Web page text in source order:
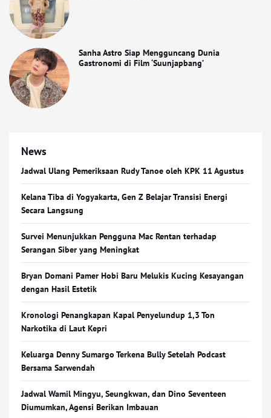
Sanha Astro Siap Mengguncang Dunia
Gastronomi di Film ‘Suunjapbang’
News
Jadwal Ulang Pemeriksaan Rudy Tanoe oleh KPK 11 Agustus
Kelana Tiba di Yogyakarta, Gen Z Belajar Transisi Energi
Secara Langsung
Survei Menunjukkan Pengguna Mac Rentan terhadap
Serangan Siber yang Meningkat
Bryan Domani Pamer Hobi Baru Melukis Kucing Kesayangan
dengan Hasil Estetik
Kronologi Penangkapan Kapal Penyelundup 1,3 Ton
Narkotika di Laut Kepri
Keluarga Denny Sumargo Terkena Bully Setelah Podcast
Bersama Sarwendah
Jadwal Wamil Mingyu, Seungkwan, dan Dino Seventeen
Diumumkan, Agensi Berikan Imbauan